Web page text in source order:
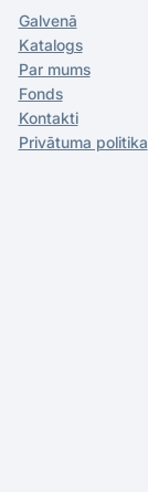
Galvenā
Katalogs
Par mums
Fonds
Kontakti
Privātuma politika